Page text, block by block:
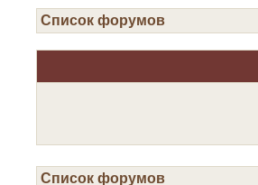
Список форумов
Список форумов